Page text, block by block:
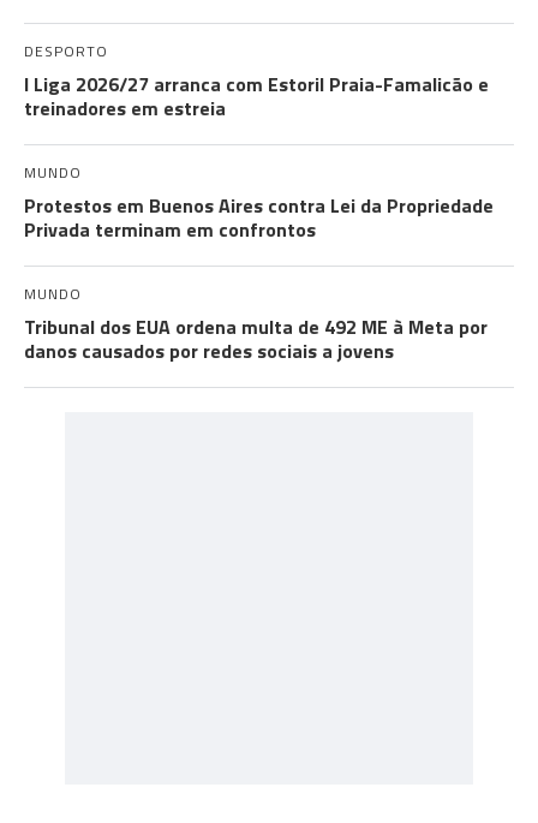
DESPORTO
I Liga 2026/27 arranca com Estoril Praia-Famalicão e
treinadores em estreia
MUNDO
Protestos em Buenos Aires contra Lei da Propriedade
Privada terminam em confrontos
MUNDO
Tribunal dos EUA ordena multa de 492 ME à Meta por
danos causados por redes sociais a jovens